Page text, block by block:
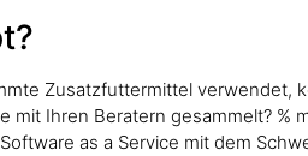
Zusatzfuttermittel
Ihren Beratern gesammelt?
as a Service mit dem